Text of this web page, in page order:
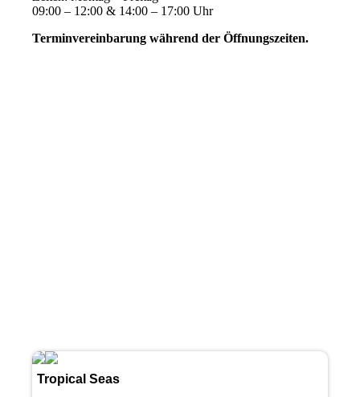
09:00 – 12:00 & 14:00 – 17:00 Uhr
Terminvereinbarung während der Öffnungszeiten.
Tropical Seas